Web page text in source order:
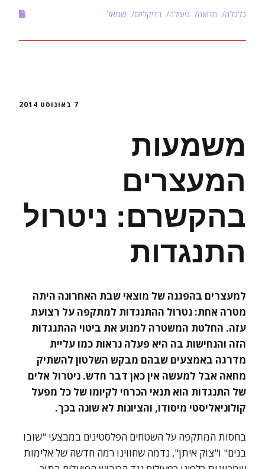
כלכלה מחאה פעולה רדיקליזם שמאל
7 באוגוסט 2014
משמעות
המעצרים
בהקשרם: ניטרול
התנגדות
למעצרים בהפגנה של מוצאי שבת האחרונה היתה
מטרה אחת: נטרול ההתנגדות למתקפה על רצועת
עזה. החלטת המשטרה למנוע את ביטוי ההתנגדות
הזה והנחישות בה היא פעלה נראות כמו עליית
מדרגה באמצעים שבהם מבקש השלטון להשתיק
מחאה אבל למעשה אין כאן דבר חדש. ניטרול אלים
של התנגדות הוא תנאי הכרחי לקיומו של כל מפעל
קולוניאליסטי מיסודו, והציונות לא שונה בכך.
בחסות המתקפה על השטחים הפלסטינים במבצעי "שובו
בנים" ו"צוק איתן", נדמה שחווינו רמה חדשה של אלימות